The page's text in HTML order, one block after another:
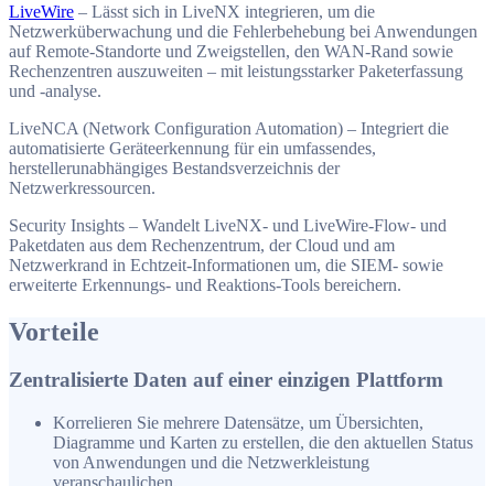
LiveWire – Lässt sich in LiveNX integrieren, um die
Netzwerküberwachung und die Fehlerbehebung bei Anwendungen
auf Remote-Standorte und Zweigstellen, den WAN-Rand sowie
Rechenzentren auszuweiten – mit leistungsstarker Paketerfassung
und -analyse.
LiveNCA (Network Configuration Automation) – Integriert die
automatisierte Geräteerkennung für ein umfassendes,
herstellerunabhängiges Bestandsverzeichnis der
Netzwerkressourcen.
Security Insights – Wandelt LiveNX- und LiveWire-Flow- und
Paketdaten aus dem Rechenzentrum, der Cloud und am
Netzwerkrand in Echtzeit-Informationen um, die SIEM- sowie
erweiterte Erkennungs- und Reaktions-Tools bereichern.
Vorteile
Zentralisierte Daten auf einer einzigen Plattform
Korrelieren Sie mehrere Datensätze, um Übersichten,
Diagramme und Karten zu erstellen, die den aktuellen Status
von Anwendungen und die Netzwerkleistung